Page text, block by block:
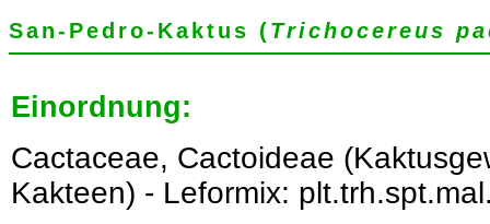
San-Pedro-Kaktus (Trichocereus
Einordnung:
Cactaceae, Cactoideae
Kakteen) - Leformix: